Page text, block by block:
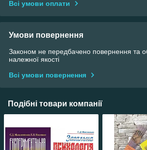
Всі умови оплати
Умови повернення
Законом не передбачено повернення та
належної якості
Всі умови повернення
Подібні товари компанії